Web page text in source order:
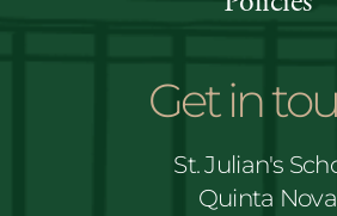
Get in
St. Julian's
Quinta Nova